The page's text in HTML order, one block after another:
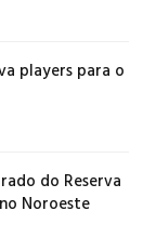
players para o
do Reserva
Noroeste